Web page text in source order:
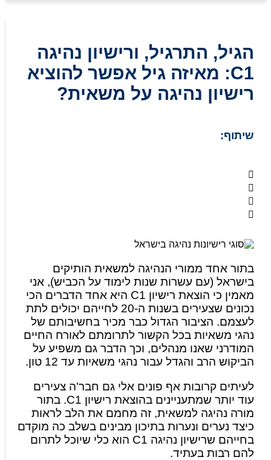
הגיל, התרגיל, ורישיון נהיגה
C1: מאיזה גיל אפשר להוציא
רישיון נהיגה על משאית?
שיתוף:
בתור אחד ממורי הנהיגה למשאית הותיקים
בישראל (עם עשרות שנות לימוד על הכביש), אני
מאמין כי הוצאת רישיון C1 היא אחד הדברים הכי
נכונים שצעירים בשנות ה-20 לחייהם יכולים לתת
לעצמם. הציבור הגדול כבר מכיר בחשיבותם של
נהגי משאיות בכל הקשור לתרומתם לאורח החיים
המודרני שאנו מנהלים, וכך הדבר גם משפיע על
הביקוש הרב והגדל עבור נהגי משאיות עד 12 טון.
לעיתים קרובות אף פונים אלי גם חבר'ה צעירים
עוד יותר שמתעניינים בהוצאת רישיון C1. בתור
מורה נהיגה למשאית, זה מחמם את הלב לראות
כיצד נערים ונערות בתיכון מבינים בשלב כה מוקדם
בחייהם שרישיון נהיגה C1 הוא כלי שיוכל לתרום
להם רבות בעתיד.